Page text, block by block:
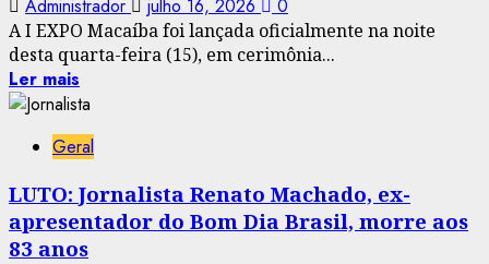
Administrador julho 16, 2026 0
A I EXPO Macaíba foi lançada oficialmente na noite
desta quarta-feira (15), em cerimônia...
Ler mais
Geral
LUTO: Jornalista Renato Machado, ex-
apresentador do Bom Dia Brasil, morre aos
83 anos